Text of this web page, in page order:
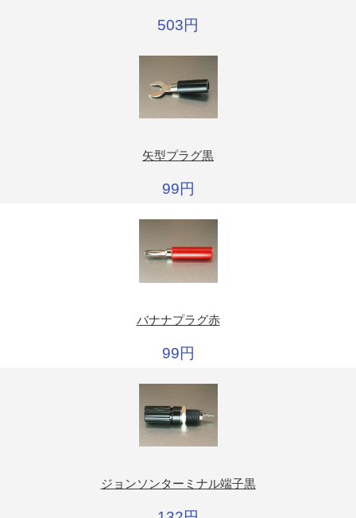
503円
矢型プラグ黒
99円
バナナプラグ赤
99円
ジョンソンターミナル端子黒